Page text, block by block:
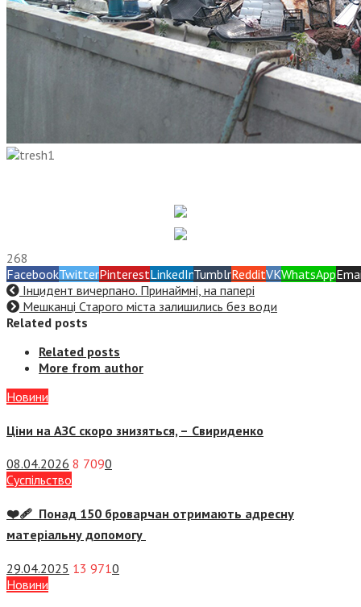
268
FacebookTwitterPinterestLinkedInTumblrRedditVKWhatsApp
Інцидент вичерпано. Принаймні, на папері
Мешканці Старого міста залишились без води
Related posts
Related posts
More from author
Новини
Ціни на АЗС скоро знизяться, – Свириденко
08.04.2026 8 7090
Суспiльство
❤️‍🩹 Понад 150 броварчан отримають адресну
матеріальну допомогу
29.04.2025 13 9710
Новини